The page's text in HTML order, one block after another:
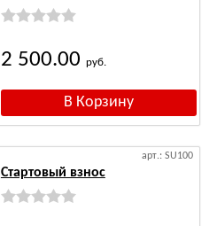
2 500.00 руб.
арт.: SU100
Стартовый взнос